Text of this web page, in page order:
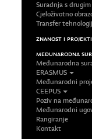
Suradnja s
Cjeloživotno
Transfer
ZNANOST I PROJEKTI
MEĐUNARODNA
Međunarodna
ERASMUS
Međunarodni
CEEPUS
Poziv na
Međunarodni
Rangiranje
Kontakt